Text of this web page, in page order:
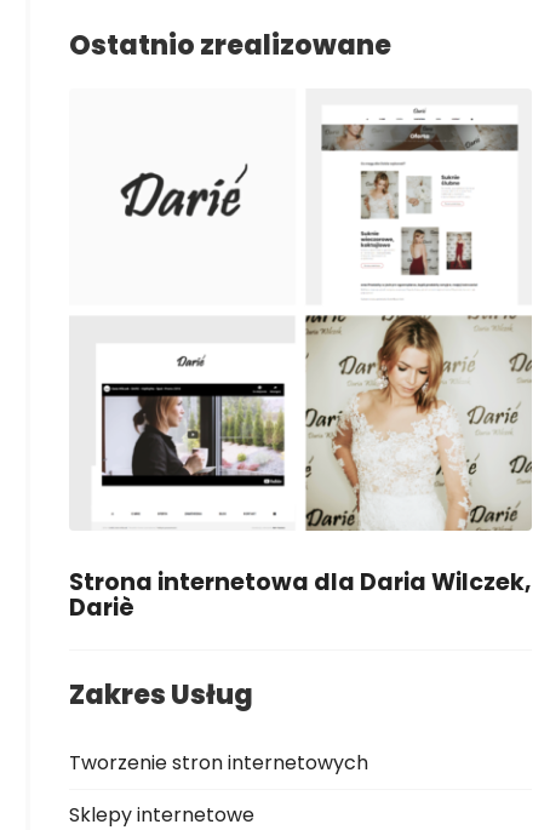
Ostatnio zrealizowane
Strona internetowa dla Daria Wilczek,
Dariè
Zakres Usług
Tworzenie stron internetowych
Sklepy internetowe